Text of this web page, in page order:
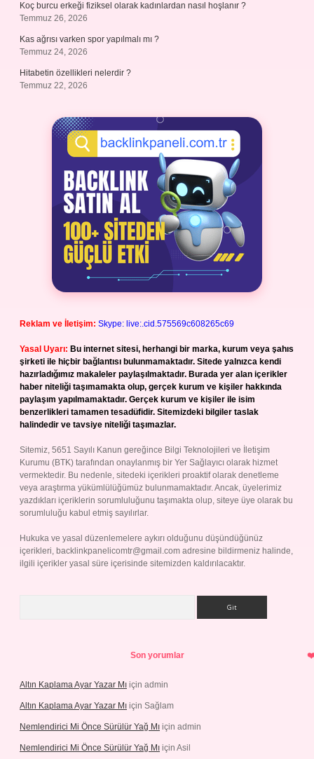
Koç burcu erkeği fiziksel olarak kadınlardan nasıl hoşlanır ?
Temmuz 26, 2026
Kas ağrısı varken spor yapılmalı mı ?
Temmuz 24, 2026
Hitabetin özellikleri nelerdir ?
Temmuz 22, 2026
Reklam ve İletişim: Skype: live:.cid.575569c608265c69
Yasal Uyarı: Bu internet sitesi, herhangi bir marka, kurum veya şahıs
şirketi ile hiçbir bağlantısı bulunmamaktadır. Sitede yalnızca kendi
hazırladığımız makaleler paylaşılmaktadır. Burada yer alan içerikler
haber niteliği taşımamakta olup, gerçek kurum ve kişiler hakkında
paylaşım yapılmamaktadır. Gerçek kurum ve kişiler ile isim
benzerlikleri tamamen tesadüfidir. Sitemizdeki bilgiler taslak
halindedir ve tavsiye niteliği taşımazlar.
Sitemiz, 5651 Sayılı Kanun gereğince Bilgi Teknolojileri ve İletişim
Kurumu (BTK) tarafından onaylanmış bir Yer Sağlayıcı olarak hizmet
vermektedir. Bu nedenle, sitedeki içerikleri proaktif olarak denetleme
veya araştırma yükümlülüğümüz bulunmamaktadır. Ancak, üyelerimiz
yazdıkları içeriklerin sorumluluğunu taşımakta olup, siteye üye olarak bu
sorumluluğu kabul etmiş sayılırlar.
Hukuka ve yasal düzenlemelere aykırı olduğunu düşündüğünüz
içerikleri, backlinkpanelicomtr@gmail.com adresine bildirmeniz halinde,
ilgili içerikler yasal süre içerisinde sitemizden kaldırılacaktır.
Son yorumlar
Altın Kaplama Ayar Yazar Mı için admin
Altın Kaplama Ayar Yazar Mı için Sağlam
Nemlendirici Mi Önce Sürülür Yağ Mı için admin
Nemlendirici Mi Önce Sürülür Yağ Mı için Asil